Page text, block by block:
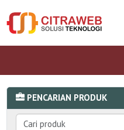
PENCARIAN PRODUK